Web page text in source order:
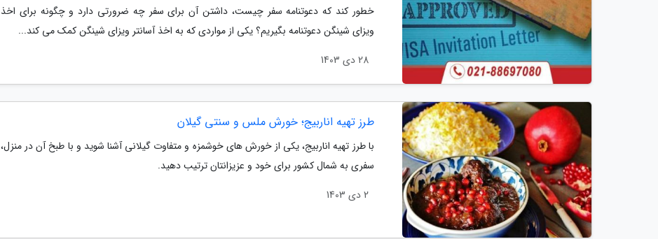
خطور کند که دعوتنامه سفر چیست، داشتن آن برای سفر چه ضرورتی دارد و چگونه برای اخذ
ویزای شینگن دعوتنامه بگیریم؟ یکی از مواردی که به اخذ آسانتر ویزای شینگن کمک می کند...
28 دی 1403
طرز تهیه اناربیج؛ خورش ملس و سنتی گیلان
با طرز تهیه اناربیج، یکی از خورش های خوشمزه و متفاوت گیلانی آشنا شوید و با طبخ آن در منزل،
سفری به شمال کشور برای خود و عزیزانتان ترتیب دهید.
2 دی 1403